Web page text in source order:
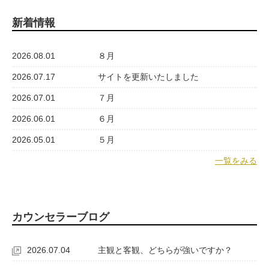
新着情報
2026.08.01 ８月
2026.07.17 サイトを更新いたしました
2026.07.01 ７月
2026.06.01 ６月
2026.05.01 ５月
一覧をみる
カウンセラーブログ
2026.07.04 主観と客観、どちらが強いですか？